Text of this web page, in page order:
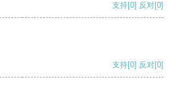
支持[0] 反对[0]
支持[0] 反对[0]